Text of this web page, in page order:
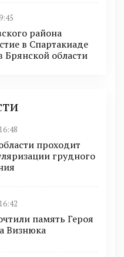
района
в Спартакиаде
Брянской области
проходит
грудного
память Героя
Визнюка